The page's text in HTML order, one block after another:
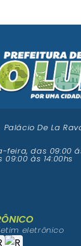
Palácio De La
das 09:00
às 14:00hs
eletrônico